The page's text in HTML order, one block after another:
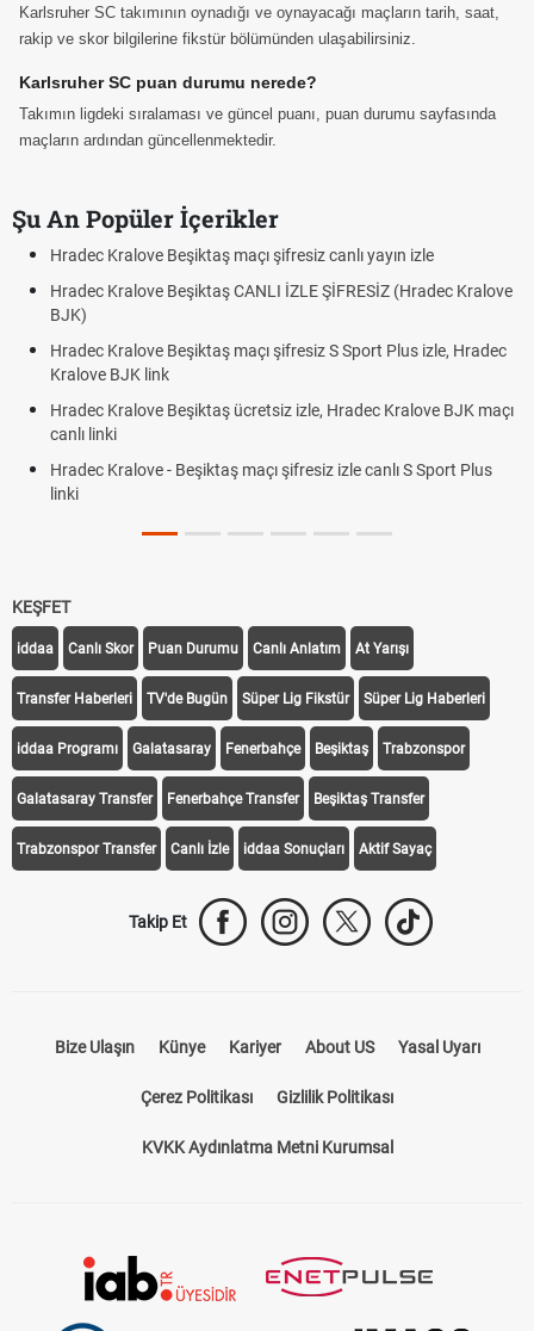
Karlsruher SC takımının oynadığı ve oynayacağı maçların tarih, saat,
rakip ve skor bilgilerine fikstür bölümünden ulaşabilirsiniz.
Karlsruher SC puan durumu nerede?
Takımın ligdeki sıralaması ve güncel puanı, puan durumu sayfasında
maçların ardından güncellenmektedir.
Şu An Popüler İçerikler
Hradec Kralove Beşiktaş maçı şifresiz canlı yayın izle
Hradec Kralove Beşiktaş CANLI İZLE ŞİFRESİZ (Hradec Kralove
BJK)
Hradec Kralove Beşiktaş maçı şifresiz S Sport Plus izle, Hradec
Kralove BJK link
Hradec Kralove Beşiktaş ücretsiz izle, Hradec Kralove BJK maçı
canlı linki
Hradec Kralove - Beşiktaş maçı şifresiz izle canlı S Sport Plus
linki
KEŞFET
iddaa Canlı Skor Puan Durumu Canlı Anlatım At Yarışı
Transfer Haberleri TV'de Bugün Süper Lig Fikstür Süper Lig Haberleri
iddaa Programı Galatasaray Fenerbahçe Beşiktaş Trabzonspor
Galatasaray Transfer Fenerbahçe Transfer Beşiktaş Transfer
Trabzonspor Transfer Canlı İzle iddaa Sonuçları Aktif Sayaç
Takip Et
Bize Ulaşın Künye Kariyer About US Yasal Uyarı
Çerez Politikası Gizlilik Politikası
KVKK Aydınlatma Metni Kurumsal